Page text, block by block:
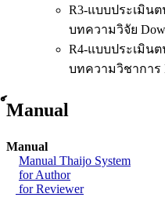
R3-แบบประเมิน
บทความวิจัย
R4-แบบประเมิน
บทความวิชาการ
์Manual
Manual
Manual Thaijo System
for Author
for Reviewer